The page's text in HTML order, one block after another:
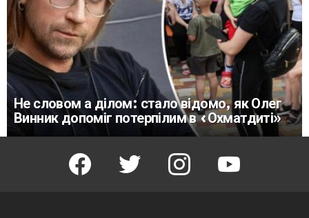
Не словом а ділом: стало відомо, як Олег
Винник допоміг потерпілим в «Охматдиті»
facebook twitter instagram youtube